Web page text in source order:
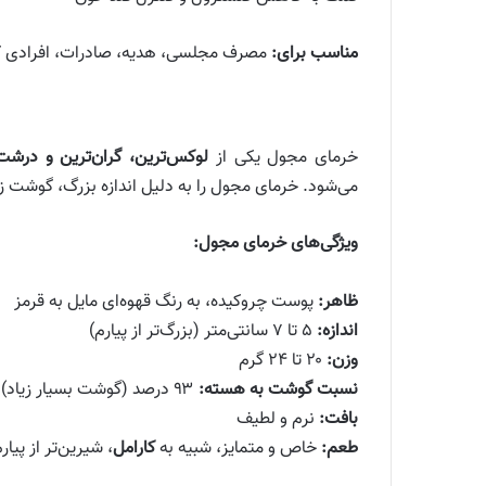
مناسب برای: مصرف مجلسی، هدیه، صادرات، افرادی
خرمای مجول یکی از لوکس‌ترین، گران‌ترین و
می‌شود. خرمای مجول را به دلیل اندازه بزرگ،
ویژگی‌های خرمای مجول:
ظاهر: پوست چروکیده، به رنگ قهوه‌ای مایل به قرمز
اندازه:
وزن:
نسبت گوشت به هسته:
بافت: نرم و لطیف
طعم: خاص و متمایز، شبیه بهکارامل، شیرین‌تر از